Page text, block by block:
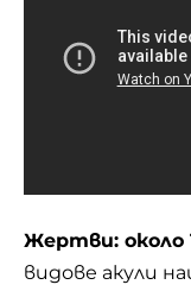
Жертви: около
видове акули